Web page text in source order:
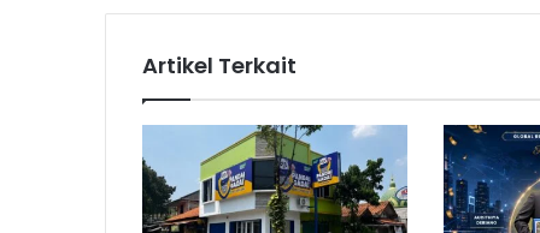
n
g
a
W
i
s
Artikel Terkait